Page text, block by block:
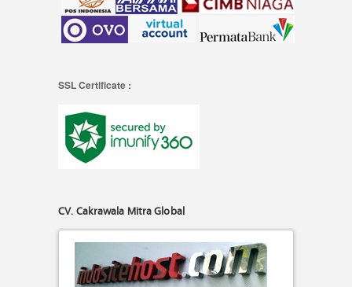
SSL Certificate :
CV. Cakrawala Mitra Global